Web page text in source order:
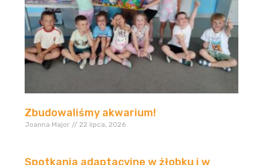
Zbudowaliśmy akwarium!
Joanna.Major 22 lipca, 2026
Spotkania adaptacyjne w żłobku i w